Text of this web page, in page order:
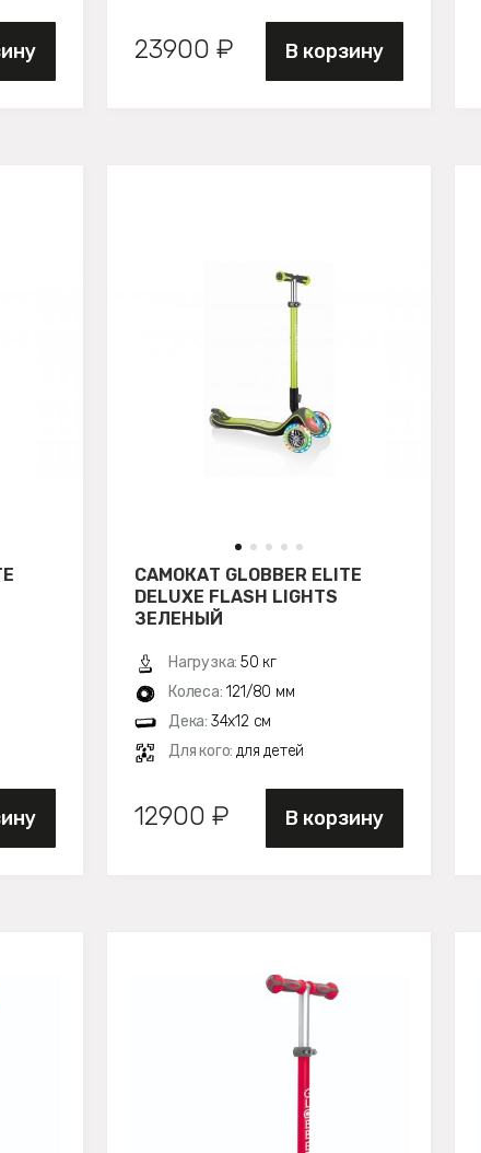
23900 ₽ В корзину
САМОКАТ GLOBBER ELITE
DELUXE FLASH LIGHTS
ЗЕЛЕНЫЙ
Нагрузка: 50 кг
Колеса: 121/80 мм
Дека: 34х12 см
Для кого: для детей
12900 ₽ В корзину